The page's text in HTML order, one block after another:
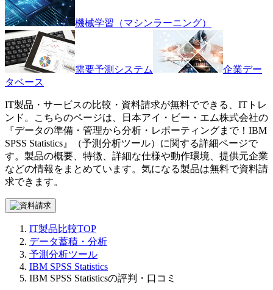
機械学習（マシンラーニング）
需要予測システム
企業デー
タベース
IT製品・サービスの比較・資料請求が無料でできる、ITトレ
ンド。こちらのページは、
日本アイ・ビー・エム株式会社の
『データの準備・管理から分析・レポーティングまで！ IBM
SPSS Statistics 』（予測分析ツール）に関する詳細ページで
す。製品の概要、特徴、詳細な仕様や動作環境、提供元企業
などの情報をまとめています。気になる製品は無料で資料請
求できます。
IT製品比較TOP
データ蓄積・分析
予測分析ツール
IBM SPSS Statistics
IBM SPSS Statisticsの評判・口コミ